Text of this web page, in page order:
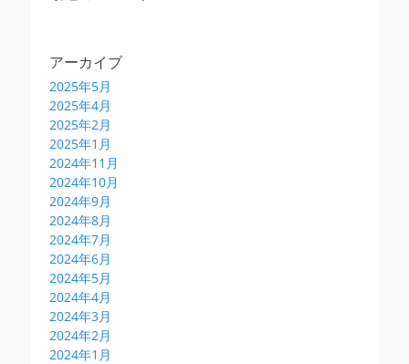
アーカイブ
2025年5月
2025年4月
2025年2月
2025年1月
2024年11月
2024年10月
2024年9月
2024年8月
2024年7月
2024年6月
2024年5月
2024年4月
2024年3月
2024年2月
2024年1月